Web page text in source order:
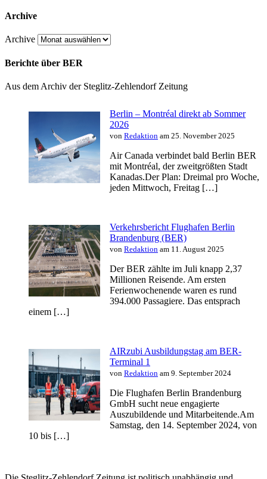
Archive
Archive
Berichte über BER
Aus dem Archiv der Steglitz-Zehlendorf Zeitung
Berlin – Montréal direkt ab Sommer
2026
von Redaktion am 25. November 2025
Air Canada verbindet bald Berlin BER
mit Montréal, der zweitgrößten Stadt
Kanadas.Der Plan: Dreimal pro Woche,
jeden Mittwoch, Freitag […]
Verkehrsbericht Flughafen Berlin
Brandenburg (BER)
von Redaktion am 11. August 2025
Der BER zählte im Juli knapp 2,37
Millionen Reisende. Am ersten
Ferienwochenende waren es rund
394.000 Passagiere. Das entsprach
einem […]
AIRzubi Ausbildungstag am BER-
Terminal 1
von Redaktion am 9. September 2024
Die Flughafen Berlin Brandenburg
GmbH sucht neue engagierte
Auszubildende und Mitarbeitende.Am
Samstag, den 14. September 2024, von
10 bis […]